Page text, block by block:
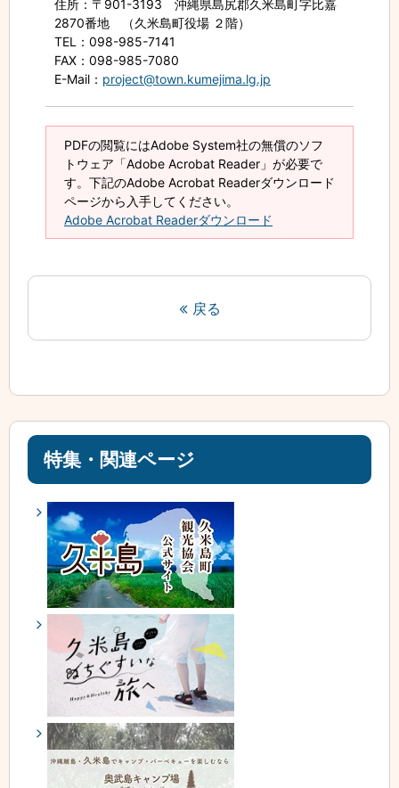
住所 ：〒901-3193 沖縄県島尻郡久米島町字比嘉
2870番地 （久米島町役場 ２階）
TEL
：098-985-7141
FAX ：098-985-7080
E-Mail ： project@town.kumejima.lg.jp
PDFの閲覧にはAdobe System社の無償のソフ
トウェア「Adobe Acrobat Reader」が必要で
す。下記のAdobe Acrobat Readerダウンロード
ページから入手してください。
Adobe Acrobat Readerダウンロード
戻る
特集・関連ページ